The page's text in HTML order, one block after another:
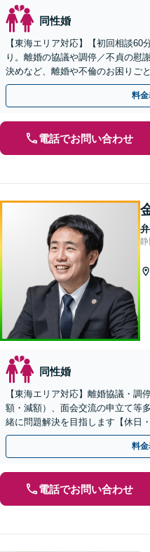
同性婚
【東海エリア対応】【初回相談
り。離婚の協議や調停／不貞の慰
決めなど、離婚や不倫のお困りご
り添い、ご意向に沿う解決を目指
料
電話でお問い合わせ
同性婚
【東海エリア対応】離婚協議・調
額・減額）、面会交流の申立て等
緒に問題解決を目指します【休日
料
電話でお問い合わせ